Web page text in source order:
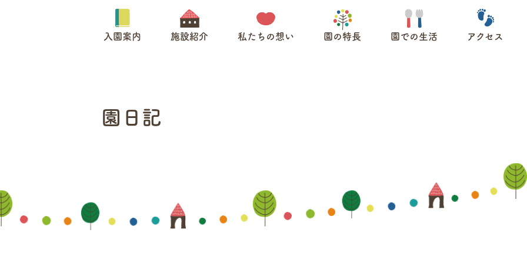
入園案内 施設紹介 私たちの想い 園の特長 園での生活 アクセス
園日記